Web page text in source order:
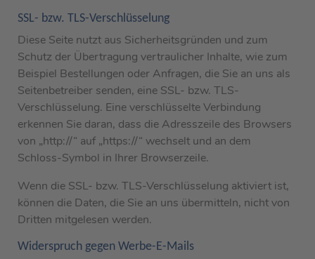
SSL- bzw. TLS-Verschlüsselung
Diese Seite nutzt aus Sicherheitsgründen und zum
Schutz der Übertragung vertraulicher Inhalte, wie zum
Beispiel Bestellungen oder Anfragen, die Sie an uns als
Seitenbetreiber senden, eine SSL- bzw. TLS-
Verschlüsselung. Eine verschlüsselte Verbindung
erkennen Sie daran, dass die Adresszeile des Browsers
von „http://“ auf „https://“ wechselt und an dem
Schloss-Symbol in Ihrer Browserzeile.
Wenn die SSL- bzw. TLS-Verschlüsselung aktiviert ist,
können die Daten, die Sie an uns übermitteln, nicht von
Dritten mitgelesen werden.
Widerspruch gegen Werbe-E-Mails